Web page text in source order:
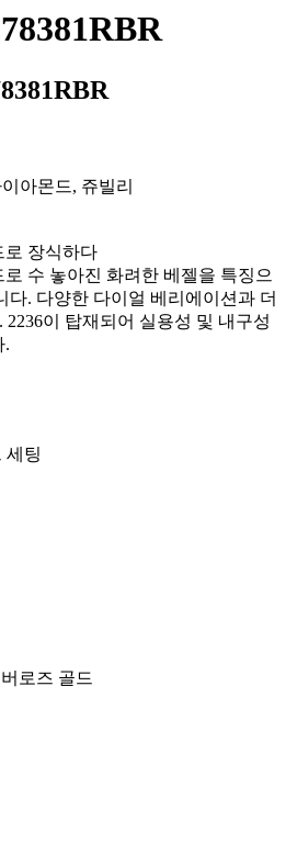
아몬드, 쥬빌리
로 장식하다
수 놓아진 화려한 베젤을 특징으
다. 다양한 다이얼 베리에이션과 더
이 탑재되어 실용성 및 내구성
.
세팅
로즈 골드